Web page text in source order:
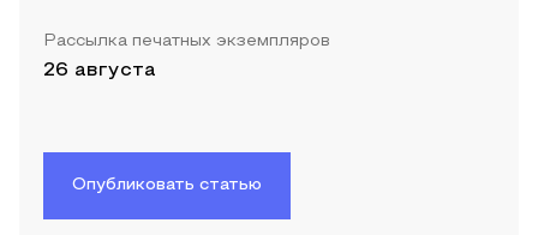
Рассылка печатных экземпляров
26 августа
Опубликовать статью